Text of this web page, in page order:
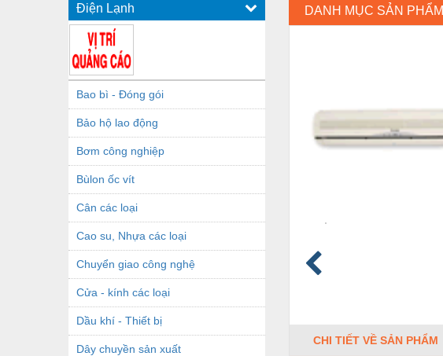
Điện Lạnh
Bao bì - Đóng gói
Bảo hộ lao động
Bơm công nghiệp
Bùlon ốc vít
Cân các loại
Cao su, Nhựa các loại
Chuyển giao công nghệ
Cửa - kính các loại
Dầu khí - Thiết bị
Dây chuyền sản xuất
DANH MỤC SẢN PHẨM
CHI TIẾT VỀ SẢN PHẨM